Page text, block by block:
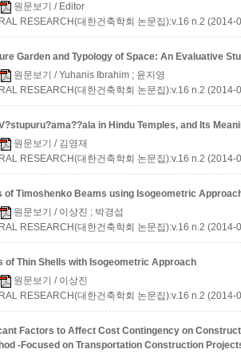
원문보기 / Editor
RESEARCH(대한건축학회 논문집):v.16 n.2 (2014-
Garden and Typology of Space: An Evaluative
원문보기 / Yuhanis Ibrahim ; 윤지영
RESEARCH(대한건축학회 논문집):v.16 n.2 (2014-
in Hindu Temples, and Its
원문보기 / 김영재
RESEARCH(대한건축학회 논문집):v.16 n.2 (2014-
of Timoshenko Beams using Isogeometric
원문보기 / 이상진 ; 박경섭
RESEARCH(대한건축학회 논문집):v.16 n.2 (2014-
of Thin Shells with Isogeometric Approach
원문보기 / 이상진
RESEARCH(대한건축학회 논문집):v.16 n.2 (2014-
Factors to Affect Cost Contingency on
-Focused on Transportation Construction